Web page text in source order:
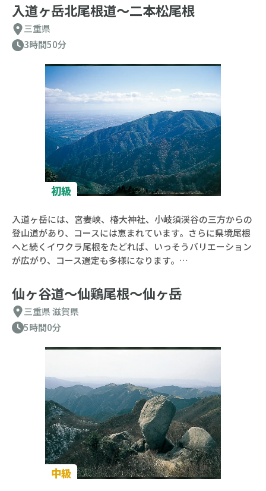
入道ヶ岳北尾根道〜二本松尾根
三重県
3時間50分
初級
入道ヶ岳には、宮妻峡、椿大神社、小岐須渓谷の三方からの
登山道があり、コースには恵まれています。さらに県境尾根
へと続くイワクラ尾根をたどれば、いっそうバリエーション
が広がり、コース選定も多様になります。…
仙ヶ谷道〜仙鶏尾根〜仙ヶ岳
三重県滋賀県
5時間0分
中級